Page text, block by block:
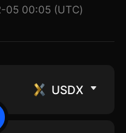
05 00:05 (UTC)
USDX